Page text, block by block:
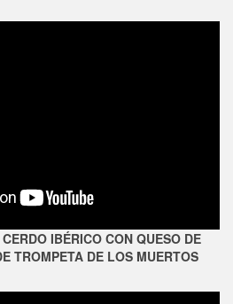
IBÉRICO CON QUESO DE
TROMPETA DE LOS MUERTOS